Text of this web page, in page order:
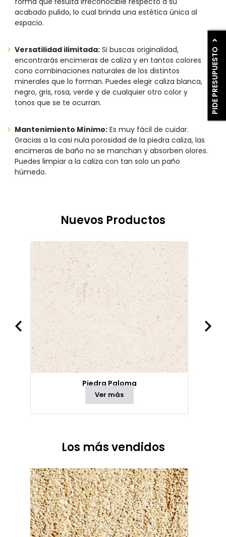
PIDE PRESUPUESTO
acabado pulido, lo cual brinda una estética única al
espacio.
Versatilidad ilimitada: Si buscas originalidad,
encontrarás encimeras de caliza y en tantos colores
cono combinaciones naturales de los distintos
minerales que lo forman. Puedes elegir caliza blanca,
negro, gris, rosa, verde y de cualquier otro color y
tonos que se te ocurran.
Mantenimiento Mínimo: Es muy fácil de cuidar.
Gracias a la casi nula porosidad de la piedra caliza, las
encimeras de baño no se manchan y absorben olores.
Puedes limpiar a la caliza con tan solo un paño
húmedo.
Nuevos Productos
Piedra Paloma
Ver más
Los más vendidos